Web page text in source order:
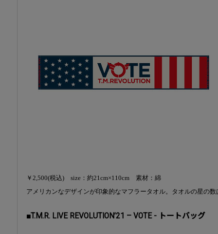
￥2,500(税込) size：約21cm×110cm 素材：綿
アメリカンなデザインが印象的なマフラータオル。タオルの星の
■T.M.R. LIVE REVOLUTION’21 – VOTE - トートバッグ